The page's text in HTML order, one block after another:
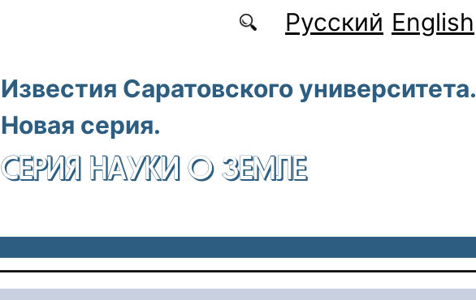
Русский English
Известия Саратовского университета.
Новая серия.
СЕРИЯ НАУКИ О ЗЕМЛЕ